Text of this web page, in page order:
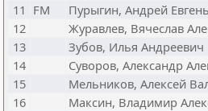
11 FM Пурыгин, Андрей
12
Журавлев, Вячеслав
13
Зубов, Илья Андреевич
14
Суворов, Александр
15
Мельников, Алексей
16
Максин, Владимир